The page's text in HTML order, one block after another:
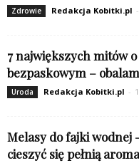
Zdrowie Redakcja Kobitki.pl -
7 największych mitów
bezpaskowym –
Uroda Redakcja Kobitki.pl -
Melasy do fajki wodnej
cieszyć się pełnią